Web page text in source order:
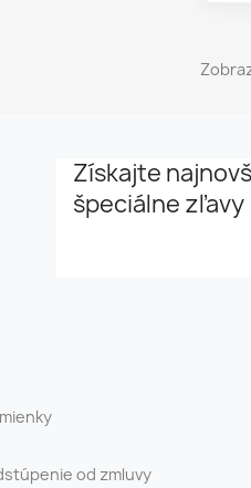
Získajte
špeciálne zľavy
od zmluvy